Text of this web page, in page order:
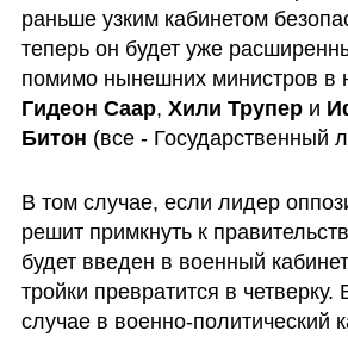
раньше узким кабинетом
теперь он будет уже
Гидеон Саар, Хили Трупер и
Битон (все - Государственный
В том случае, если лидер
решит примкнуть к
будет введен в военный
тройки превратится в четверку.
случае в военно-политический